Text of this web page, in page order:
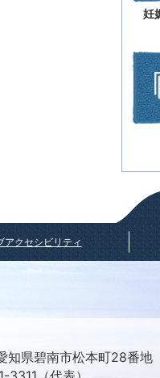
妊
アクセシビリティ
知県碧南市松本町28番地